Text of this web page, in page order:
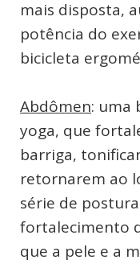
mais disposta,
potência do
bicicleta
Abdômen: uma
yoga, que
barriga,
retornarem ao
série de
fortalecimento
que a pele e a